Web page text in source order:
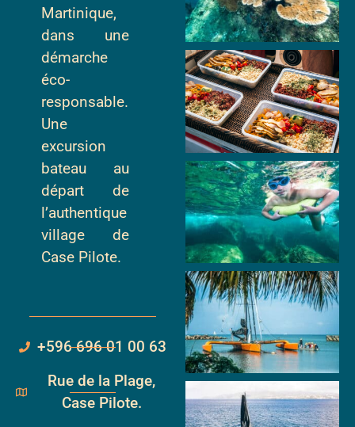
Martinique,
dans une
démarche
éco-
responsable.
Une
excursion
bateau au
départ de
l’authentique
village de
Case Pilote.
+596 696 01 00 63
Rue de la Plage,
Case Pilote.